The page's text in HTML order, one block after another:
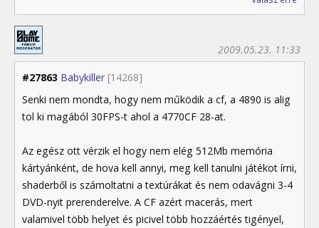
#27863 Babykiller [14268]
2009.05.23. 11:33
Senki nem mondta, hogy nem működik a cf, a 4890 is alig
tol ki magából 30FPS-t ahol a 4770CF 28-at.
Az egész ott vérzik el hogy nem elég 512Mb memória
kártyánként, de hova kell annyi, meg kell tanulni játékot írni,
shaderből is számoltatni a textúrákat és nem odavágni 3-4
DVD-nyit prerenderelve. A CF azért macerás, mert
valamivel több helyet és picivel több hozzáértés tigényel,